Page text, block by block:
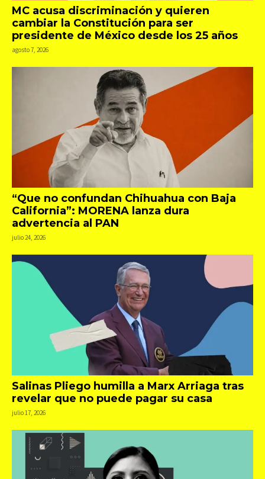
MC acusa discriminación y quieren
cambiar la Constitución para ser
presidente de México desde los 25 años
agosto 7, 2026
“Que no confundan Chihuahua con Baja
California”: MORENA lanza dura
advertencia al PAN
julio 24, 2026
Salinas Pliego humilla a Marx Arriaga tras
revelar que no puede pagar su casa
julio 17, 2026